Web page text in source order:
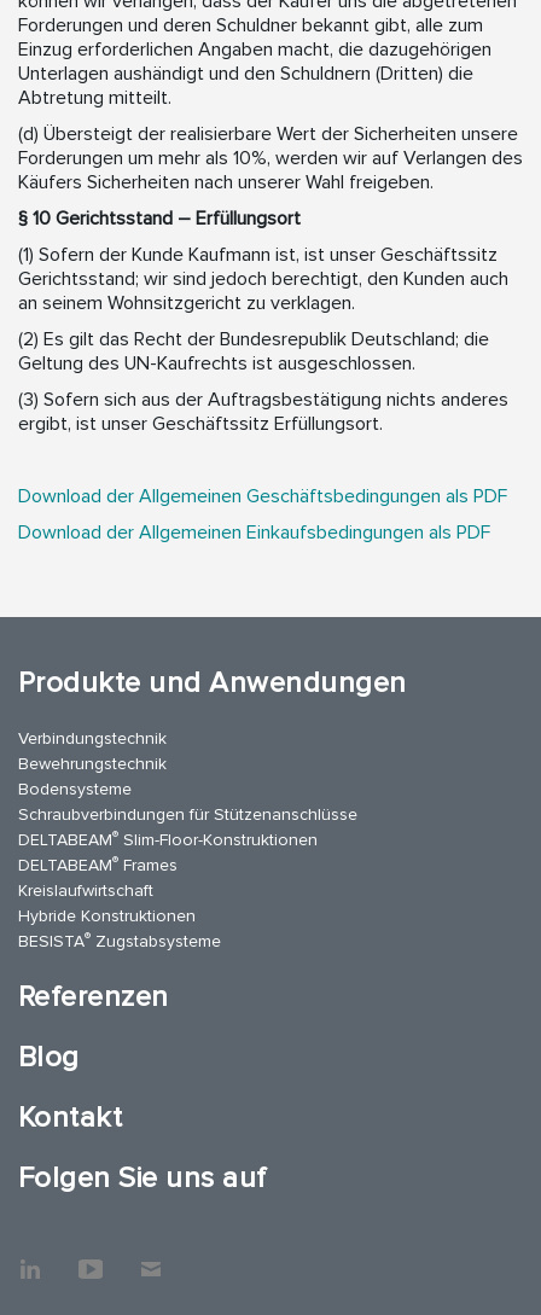
Forderungen und deren Schuldner bekannt gibt, alle zum
Einzug erforderlichen Angaben macht, die dazugehörigen
Unterlagen aushändigt und den Schuldnern (Dritten) die
Abtretung mitteilt.
(d) Übersteigt der realisierbare Wert der Sicherheiten unsere
Forderungen um mehr als 10%, werden wir auf Verlangen des
Käufers Sicherheiten nach unserer Wahl freigeben.
§ 10 Gerichtsstand – Erfüllungsort
(1) Sofern der Kunde Kaufmann ist, ist unser Geschäftssitz
Gerichtsstand; wir sind jedoch berechtigt, den Kunden auch
an seinem Wohnsitzgericht zu verklagen.
(2) Es gilt das Recht der Bundesrepublik Deutschland; die
Geltung des UN-Kaufrechts ist ausgeschlossen.
(3) Sofern sich aus der Auftragsbestätigung nichts anderes
ergibt, ist unser Geschäftssitz Erfüllungsort.
Download der Allgemeinen Geschäftsbedingungen als PDF
Download der Allgemeinen Einkaufsbedingungen als PDF
Produkte und Anwendungen
Verbindungstechnik
Bewehrungstechnik
Bodensysteme
Schraubverbindungen für Stützenanschlüsse
DELTABEAM® Slim-Floor-Konstruktionen
DELTABEAM® Frames
Kreislaufwirtschaft
Hybride Konstruktionen
BESISTA® Zugstabsysteme
Referenzen
Blog
Kontakt
Folgen Sie uns auf